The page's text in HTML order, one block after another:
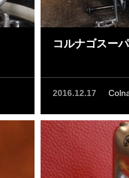
コルナゴスー
2016.12.17